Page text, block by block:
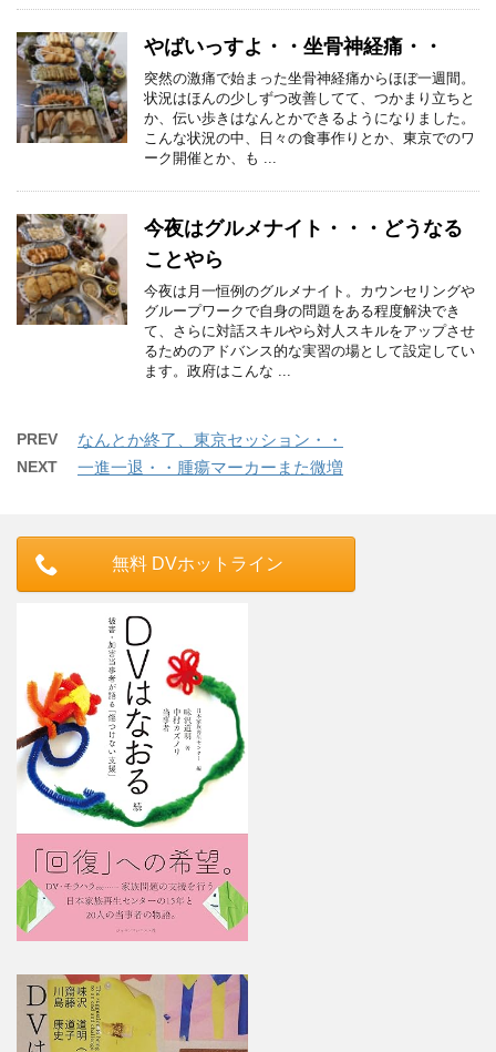
やばいっすよ・・坐骨神経痛・・
突然の激痛で始まった坐骨神経痛からほぼ一週間。
状況はほんの少しずつ改善してて、つかまり立ちと
か、伝い歩きはなんとかできるようになりました。
こんな状況の中、日々の食事作りとか、東京でのワ
ーク開催とか、も ...
今夜はグルメナイト・・・どうなる
ことやら
今夜は月一恒例のグルメナイト。カウンセリングや
グループワークで自身の問題をある程度解決でき
て、さらに対話スキルやら対人スキルをアップさせ
るためのアドバンス的な実習の場として設定してい
ます。政府はこんな ...
PREV なんとか終了、東京セッション・・
NEXT 一進一退・・腫瘍マーカーまた微増
無料 DVホットライン